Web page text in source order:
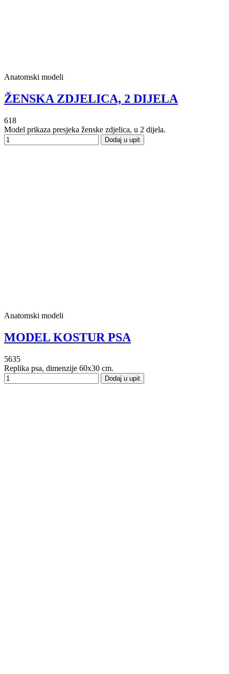
Anatomski modeli
ŽENSKA ZDJELICA, 2 DIJELA
618
Model prikaza presjeka ženske zdjelica, u 2 dijela.
Dodaj u upit
Anatomski modeli
MODEL KOSTUR PSA
5635
Replika psa, dimenzije 60x30 cm.
Dodaj u upit